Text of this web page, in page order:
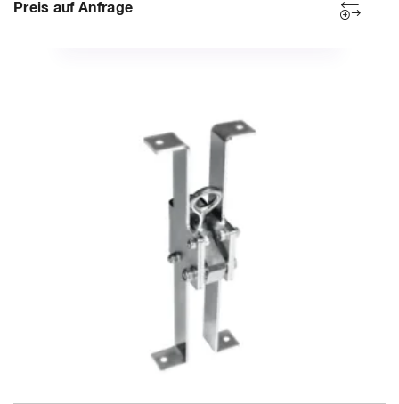
Preis auf Anfrage